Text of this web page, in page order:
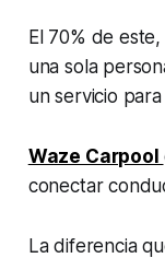
El 70% de
una sola
un servicio
Waze Carpool
conectar
La diferencia